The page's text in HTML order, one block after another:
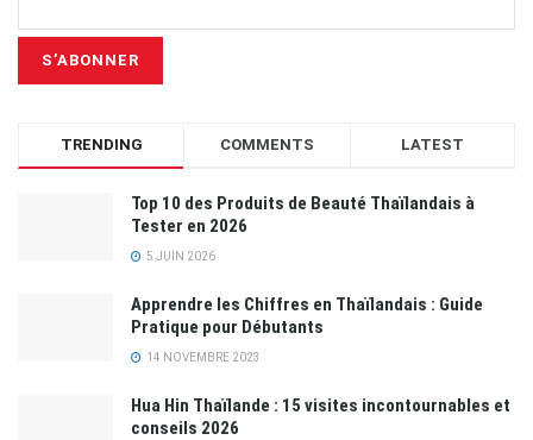
TRENDING COMMENTS LATEST
Top 10 des Produits de Beauté Thaïlandais à
Tester en 2026
5 JUIN 2026
Apprendre les Chiffres en Thaïlandais : Guide
Pratique pour Débutants
14 NOVEMBRE 2023
Hua Hin Thaïlande : 15 visites incontournables et
conseils 2026